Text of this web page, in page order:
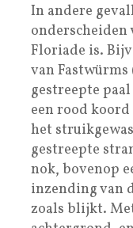
In andere
onderscheiden
Floriade is.
van
gestreepte
een rood
het
gestreepte
nok, bovenop
inzending van
zoals blijkt.